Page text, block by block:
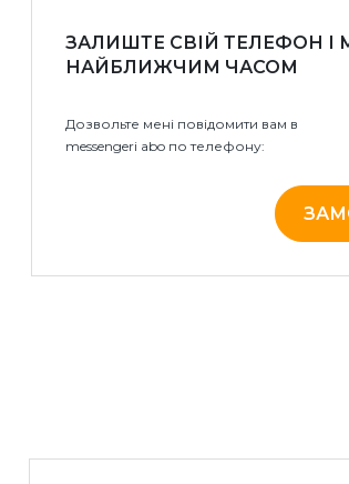
ЗАЛИШТЕ СВІЙ ТЕЛЕФОН
НАЙБЛИЖЧИМ ЧАСОМ
Дозвольте мені повідомити вам в
messengeri abo по телефону: